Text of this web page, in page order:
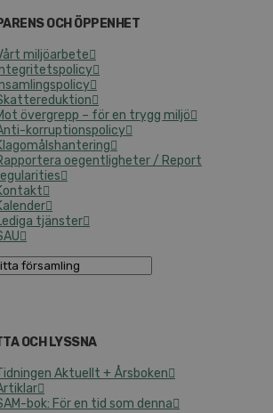
OCH ÖPPENHET
miljöarbete
övergrepp – för en trygg miljö
korruptionspolicy
oegentligheter / Report
tjänster
OCH LYSSNA
Aktuellt + Årsboken
bok: För en tid som denna